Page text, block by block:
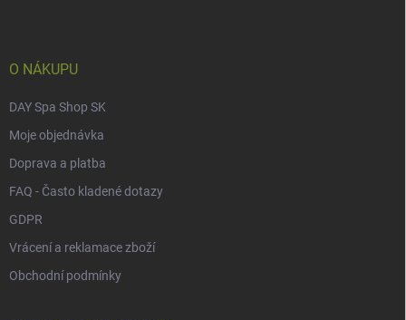
O NÁKUPU
DAY Spa Shop SK
Moje objednávka
Doprava a platba
FAQ - Často kladené dotazy
GDPR
Vrácení a reklamace zboží
Obchodní podmínky